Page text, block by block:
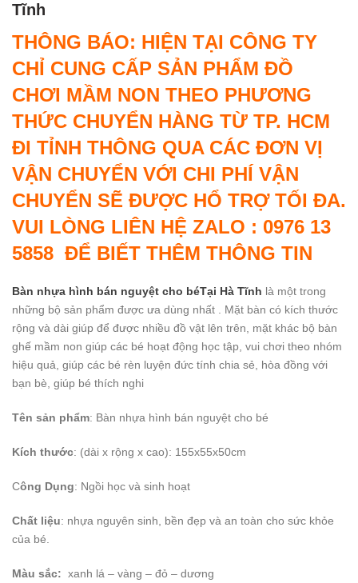
Tĩnh
THÔNG BÁO: HIỆN TẠI CÔNG TY
CHỈ CUNG CẤP SẢN PHẨM ĐỒ
CHƠI MẦM NON THEO PHƯƠNG
THỨC CHUYỂN HÀNG TỪ TP. HCM
ĐI TỈNH THÔNG QUA CÁC ĐƠN VỊ
VẬN CHUYỂN VỚI CHI PHÍ VẬN
CHUYỂN SẼ ĐƯỢC HỔ TRỢ TỐI ĐA.
VUI LÒNG LIÊN HỆ ZALO : 0976 13
5858 ĐỂ BIẾT THÊM THÔNG TIN
Bàn nhựa hình bán nguyệt cho béTại Hà Tĩnh là một trong
những bộ sản phẩm được ưa dùng nhất . Mặt bàn có kích thước
rộng và dài giúp để được nhiều đồ vật lên trên, mặt khác bộ bàn
ghế mầm non giúp các bé hoạt động học tập, vui chơi theo nhóm
hiệu quả, giúp các bé rèn luyện đức tính chia sẻ, hòa đồng với
bạn bè, giúp bé thích nghi
Tên sản phẩm: Bàn nhựa hình bán nguyệt cho bé
Kích thước: (dài x rộng x cao): 155x55x50cm
Công Dụng: Ngồi học và sinh hoạt
Chất liệu: nhựa nguyên sinh, bền đẹp và an toàn cho sức khỏe
của bé.
Màu sắc: xanh lá – vàng – đỏ – dương